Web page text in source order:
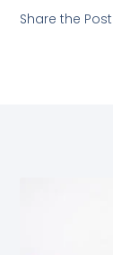
Share the